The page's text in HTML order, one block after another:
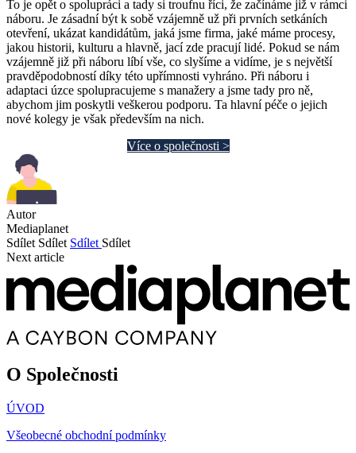
To je opět o spolupráci a tady si troufnu říci, že začínáme již v rámci
náboru. Je zásadní být k sobě vzájemně už při prvních setkáních
otevření, ukázat kandidátům, jaká jsme firma, jaké máme procesy,
jakou historii, kulturu a hlavně, jací zde pracují lidé. Pokud se nám
vzájemně již při náboru líbí vše, co slyšíme a vidíme, je s největší
pravděpodobností díky této upřímnosti vyhráno. Při náboru i
adaptaci úzce spolupracujeme s manažery a jsme tady pro ně,
abychom jim poskytli veškerou podporu. Ta hlavní péče o jejich
nové kolegy je však především na nich.
Více o společnosti >
Autor
Mediaplanet
Sdílet Sdílet Sdílet Sdílet
Next article
O Společnosti
ÚVOD
Všeobecné obchodní podmínky